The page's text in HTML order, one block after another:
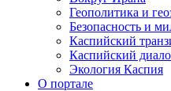
Геополитика и
Безопасность и
Каспийский
Каспийский
Экология Каспия
О портале